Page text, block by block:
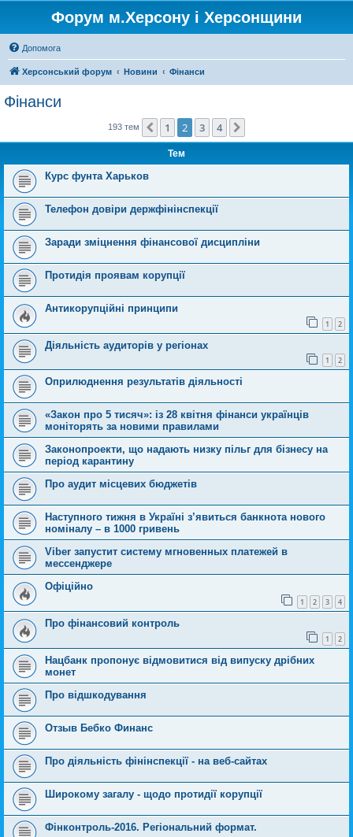
Форум м.Херсону і Херсонщини
Допомога
Херсонський форум Новини Фінанси
Фінанси
193 тем Поперед.
1 2 3 4
Тем
Курс фунта Харьков
Телефон довіри держфінінспекції
Заради зміцнення фінансової дисципліни
Протидія проявам корупції
Антикорупційні принципи
1 2
Діяльність аудиторів у регіонах
1 2
Оприлюднення результатів діяльності
«Закон про 5 тисяч»: із 28 квітня фінанси українців
моніторять за новими правилами
Законопроекти, що надають низку пільг для бізнесу на
період карантину
Про аудит місцевих бюджетів
Наступного тижня в Україні з’явиться банкнота нового
номіналу – в 1000 гривень
Viber запустит систему мгновенных платежей в
мессенджере
Офіційно
1 2 3 4
Про фінансовий контроль
1 2
Нацбанк пропонує відмовитися від випуску дрібних
монет
Про відшкодування
Отзыв Бебко Финанс
Про діяльність фінінспекції - на веб-сайтах
Широкому загалу - щодо протидії корупції
Фінконтроль-2016. Регіональний формат.